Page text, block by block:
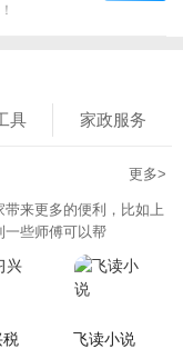
具 家政服务
更多>
来更多的便利，比如上
一些师傅可以帮
税 飞读小说